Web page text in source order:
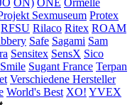
ON) ONE Ormelle
Sexmuseum Protex
RFSU Rilaco Ritex ROAM
Safe Sagami Sam
Sensitex SensX Sico
Smile Sugant France Terpan
Verschiedene Hersteller
World's Best XO! YVEX